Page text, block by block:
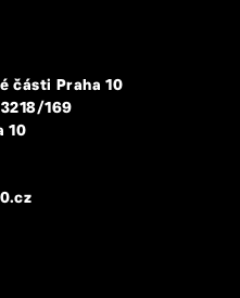
části Praha 10
169
10